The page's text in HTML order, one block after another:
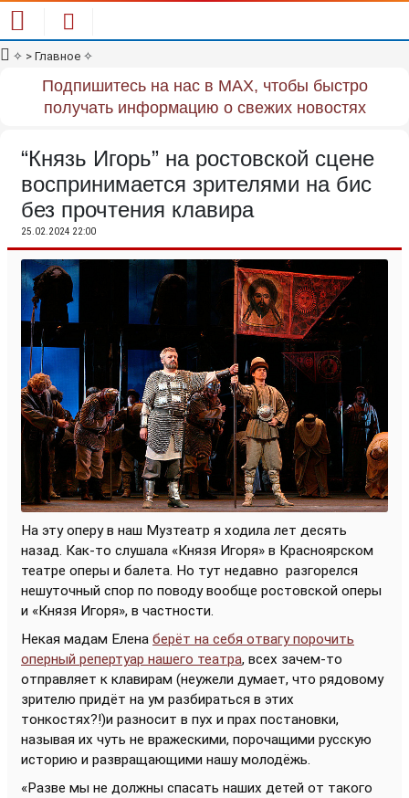
✧ > Главное ✧
Подпишитесь на нас в MAX, чтобы быстро
получать информацию о свежих новостях
“Князь Игорь” на ростовской сцене
воспринимается зрителями на бис
без прочтения клавира
25.02.2024 22:00
На эту оперу в наш Музтеатр я ходила лет десять
назад. Как-то слушала «Князя Игоря» в Красноярском
театре оперы и балета. Но тут недавно разгорелся
нешуточный спор по поводу вообще ростовской оперы
и «Князя Игоря», в частности.
Некая мадам Елена берёт на себя отвагу порочить
оперный репертуар нашего театра, всех зачем-то
отправляет к клавирам (неужели думает, что рядовому
зрителю придёт на ум разбираться в этих
тонкостях?!)и разносит в пух и прах постановки,
называя их чуть не вражескими, порочащими русскую
историю и развращающими нашу молодёжь.
«Разве мы не должны спасать наших детей от такого